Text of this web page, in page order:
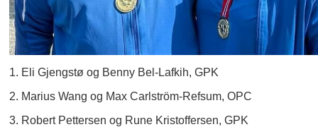
1. Eli Gjengstø og Benny Bel-Lafkih, GPK
2. Marius Wang og Max Carlström-Refsum, OPC
3. Robert Pettersen og Rune Kristoffersen, GPK